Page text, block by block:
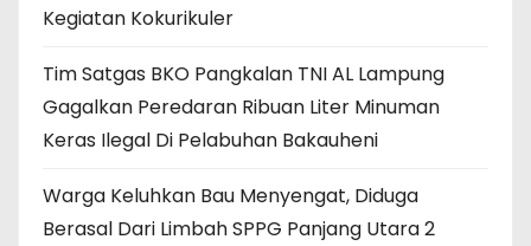
Kegiatan Kokurikuler
Tim Satgas BKO Pangkalan TNI AL Lampung
Gagalkan Peredaran Ribuan Liter Minuman
Keras Ilegal Di Pelabuhan Bakauheni
Warga Keluhkan Bau Menyengat, Diduga
Berasal Dari Limbah SPPG Panjang Utara 2